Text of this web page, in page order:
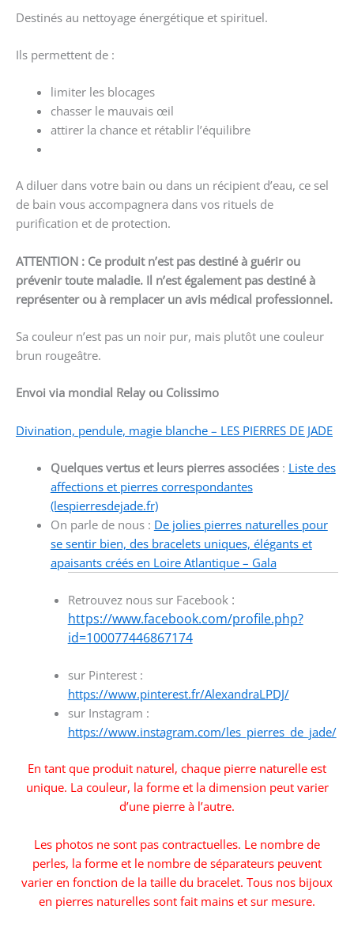
Destinés au nettoyage énergétique et spirituel.
Ils permettent de :
limiter les blocages
chasser le mauvais œil
attirer la chance et rétablir l’équilibre
A diluer dans votre bain ou dans un récipient d’eau, ce sel
de bain vous accompagnera dans vos rituels de
purification et de protection.
ATTENTION : Ce produit n’est pas destiné à guérir ou
prévenir toute maladie. Il n’est également pas destiné à
représenter ou à remplacer un avis médical professionnel.
Sa couleur n’est pas un noir pur, mais plutôt une couleur
brun rougeâtre.
Envoi via mondial Relay ou Colissimo
Divination, pendule, magie blanche – LES PIERRES DE JADE
Quelques vertus et leurs pierres associées : Liste des
affections et pierres correspondantes
(lespierresdejade.fr)
On parle de nous : De jolies pierres naturelles pour
se sentir bien, des bracelets uniques, élégants et
apaisants créés en Loire Atlantique – Gala
Retrouvez nous sur Facebook :
https://www.facebook.com/profile.php?
id=100077446867174
sur Pinterest :
https://www.pinterest.fr/AlexandraLPDJ/
sur Instagram :
https://www.instagram.com/les_pierres_de_jade/
En tant que produit naturel, chaque pierre naturelle est
unique. La couleur, la forme et la dimension peut varier
d’une pierre à l’autre.
Les photos ne sont pas contractuelles. Le nombre de
perles, la forme et le nombre de séparateurs peuvent
varier en fonction de la taille du bracelet. Tous nos bijoux
en pierres naturelles sont fait mains et sur mesure.